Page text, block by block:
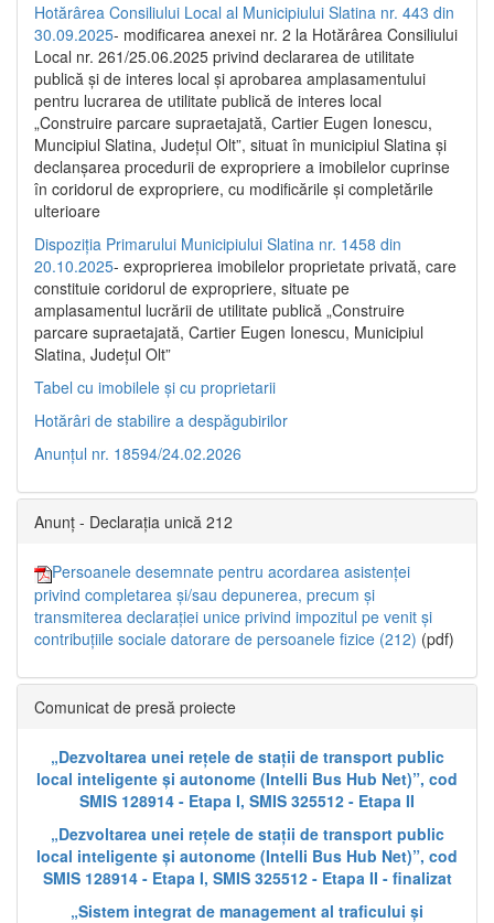
Hotărârea Consiliului Local al Municipiului Slatina nr. 443 din
30.09.2025- modificarea anexei nr. 2 la Hotărârea Consiliului
Local nr. 261/25.06.2025 privind declararea de utilitate
publică şi de interes local şi aprobarea amplasamentului
pentru lucrarea de utilitate publică de interes local
„Construire parcare supraetajată, Cartier Eugen Ionescu,
Muncipiul Slatina, Judeţul Olt”, situat în municipiul Slatina şi
declanşarea procedurii de expropriere a imobilelor cuprinse
în coridorul de expropriere, cu modificările şi completările
ulterioare
Dispoziția Primarului Municipiului Slatina nr. 1458 din
20.10.2025- exproprierea imobilelor proprietate privată, care
constituie coridorul de expropriere, situate pe
amplasamentul lucrării de utilitate publică „Construire
parcare supraetajată, Cartier Eugen Ionescu, Municipiul
Slatina, Județul Olt”
Tabel cu imobilele și cu proprietarii
Hotărâri de stabilire a despăgubirilor
Anunțul nr. 18594/24.02.2026
Anunț - Declarația unică 212
Persoanele desemnate pentru acordarea asistenței
privind completarea și/sau depunerea, precum și
transmiterea declarației unice privind impozitul pe venit și
contribuțiile sociale datorare de persoanele fizice (212) (pdf)
Comunicat de presă proiecte
„Dezvoltarea unei rețele de stații de transport public
local inteligente și autonome (Intelli Bus Hub Net)”, cod
SMIS 128914 - Etapa I, SMIS 325512 - Etapa II
„Dezvoltarea unei rețele de stații de transport public
local inteligente și autonome (Intelli Bus Hub Net)”, cod
SMIS 128914 - Etapa I, SMIS 325512 - Etapa II - finalizat
„Sistem integrat de management al traficului și